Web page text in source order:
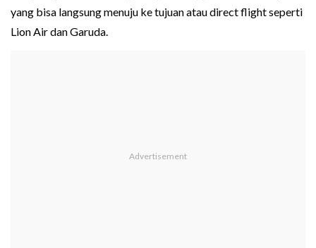
yang bisa langsung menuju ke tujuan atau direct flight seperti
Lion Air dan Garuda.